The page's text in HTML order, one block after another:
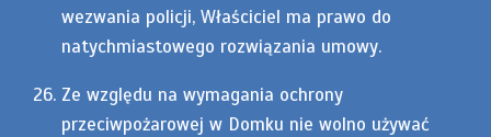
wezwania policji, Właściciel ma prawo do
natychmiastowego rozwiązania umowy.
Ze względu na wymagania ochrony
przeciwpożarowej w Domku nie wolno używać